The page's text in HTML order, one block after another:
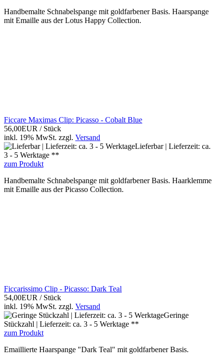
Handbemalte Schnabelspange mit goldfarbener Basis. Haarspange
mit Emaille aus der Lotus Happy Collection.
Ficcare Maximas Clip: Picasso - Cobalt Blue
56,00EUR / Stück
inkl. 19% MwSt. zzgl. Versand
Lieferbar | Lieferzeit: ca.
3 - 5 Werktage **
zum Produkt
Handbemalte Schnabelspange mit goldfarbener Basis. Haarklemme
mit Emaille aus der Picasso Collection.
Ficcarissimo Clip - Picasso: Dark Teal
54,00EUR / Stück
inkl. 19% MwSt. zzgl. Versand
Geringe
Stückzahl | Lieferzeit: ca. 3 - 5 Werktage **
zum Produkt
Emaillierte Haarspange "Dark Teal" mit goldfarbener Basis.